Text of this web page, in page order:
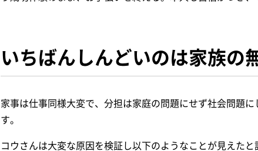
いちばんしんどいのは家族の
家事は仕事同様大変で、分担は家庭の問題にせず社会問題
す。
コウさんは大変な原因を検証し以下のようなことが見えた